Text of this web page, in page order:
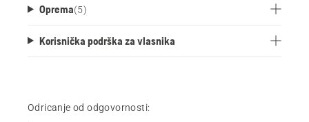
Oprema(5)
Korisnička podrška za vlasnika
Odricanje od odgovornosti: